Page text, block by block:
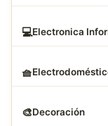
💻Electronica
🧺
🎨Decoración